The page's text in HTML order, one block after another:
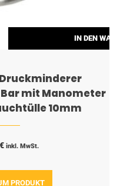
IN DEN
Druckminderer
mit Manometer
10mm
inkl. MwSt.
PRODUKT